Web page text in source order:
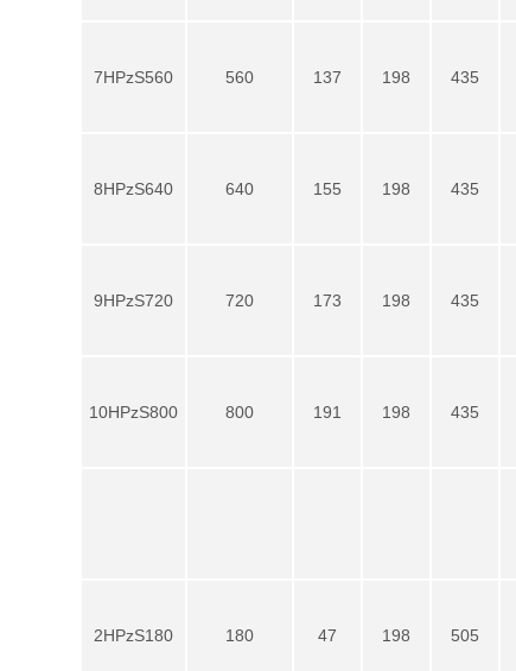
7HPzS560 560 137 198 435
8HPzS640 640 155 198 435
9HPzS720 720 173 198 435
10HPzS800 800 191 198 435
2HPzS180 180 47 198 505